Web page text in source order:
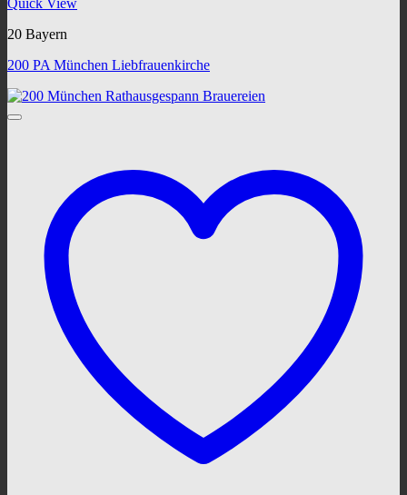
Quick View
20 Bayern
200 PA München Liebfrauenkirche